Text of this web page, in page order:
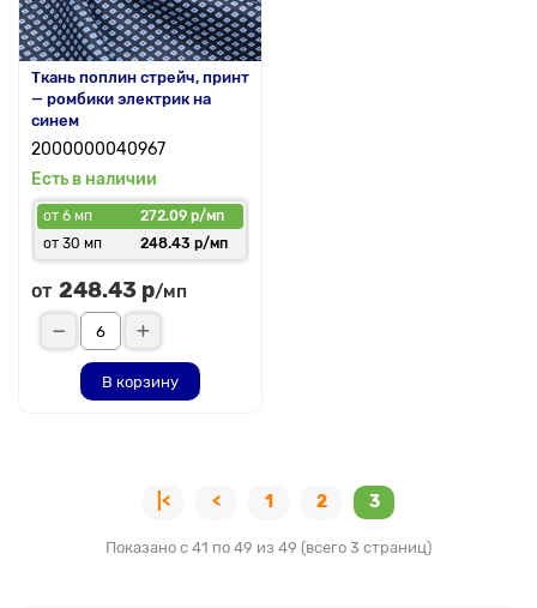
Ткань поплин стрейч, принт
— ромбики электрик на
синем
2000000040967
Есть в наличии
от 6 мп
272.09 р/мп
от 30 мп
248.43 р/мп
от 248.43 р/мп
В корзину
|< < 1 2 3
Показано с 41 по 49 из 49 (всего 3 страниц)